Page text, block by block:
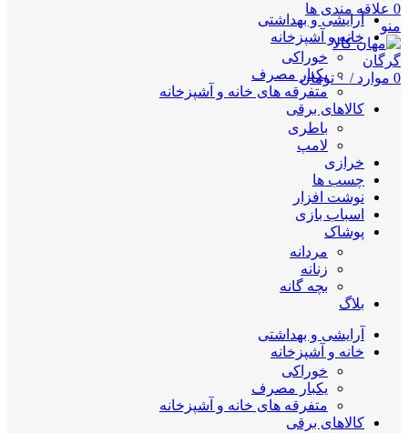
0 علاقه مندی ها
منو
0 موارد / ۰ تومان
آرایشی و بهداشتی
خانه و آشپزخانه
خوراکی
یکبار مصرف
متفرقه های خانه و آشپزخانه
کالاهای برقی
باطری
لامپ
خرازی
چسب ها
نوشت افزار
اسباب بازی
پوشاک
مردانه
زنانه
بچه گانه
بلاگ
آرایشی و بهداشتی
خانه و آشپزخانه
خوراکی
یکبار مصرف
متفرقه های خانه و آشپزخانه
کالاهای برقی